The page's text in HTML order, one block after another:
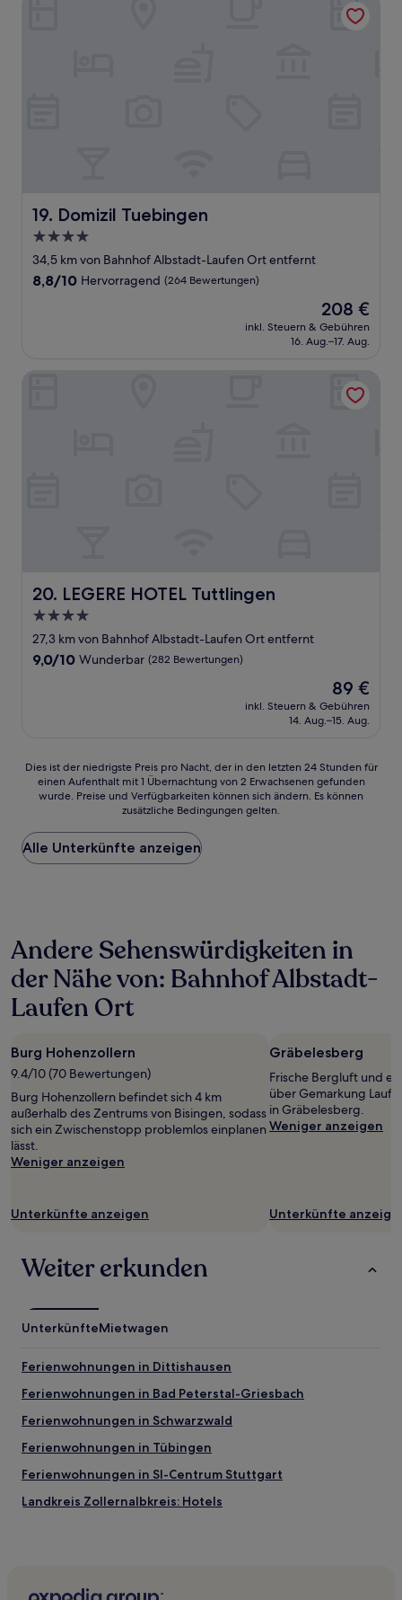
19. Domizil Tuebingen
Domizil Tuebingen
4.0-
Sterne-
Unterkunft
34,5 km von Bahnhof Albstadt-Laufen Ort entfernt
8.8
8,8/10 Hervorragend (264 Bewertungen)
Der
Preis
beträgt
208 €
inkl. Steuern & Gebühren
16. Aug.–17. Aug.
20. LEGERE HOTEL Tuttlingen
LEGERE HOTEL Tuttlingen
4.0-
Sterne-
Unterkunft
27,3 km von Bahnhof Albstadt-Laufen Ort entfernt
9.0
9,0/10 Wunderbar (282 Bewertungen)
Der
Preis
beträgt
89 €
inkl. Steuern & Gebühren
14. Aug.–15. Aug.
Dies
der
Preis
pro
Nacht,
24 Stunden
für
einen
Aufenthalt
mit
2 Erwachsenen
gefunden
wurde.
Preise
und
Verfügbarkeiten
können
sich
können
gelten.
Dies ist der niedrigste Preis pro Nacht, der in den letzten 24 Stunden für
einen Aufenthalt mit 1 Übernachtung von 2 Erwachsenen gefunden
wurde. Preise und Verfügbarkeiten können sich ändern. Es können
zusätzliche Bedingungen gelten.
Alle Unterkünfte anzeigen
Andere Sehenswürdigkeiten in
der Nähe von: Bahnhof Albstadt-
Laufen Ort
Burg Hohenzollern
9.4/10 (70 Bewertungen)
Burg Hohenzollern befindet sich 4 km
außerhalb des Zentrums von Bisingen, sodass
sich ein Zwischenstopp problemlos einplanen
lässt.
Weniger anzeigen
Unterkünfte anzeigen
Gräbelesberg
Frische Bergluft und
über Gemarkung
in Gräbelesberg.
Weniger anzeigen
Unterkünfte
Weiter erkunden
UnterkünfteMietwagen
Ferienwohnungen in Dittishausen
Ferienwohnungen in Bad Peterstal-Griesbach
Ferienwohnungen in Schwarzwald
Ferienwohnungen in Tübingen
Ferienwohnungen in SI-Centrum Stuttgart
Landkreis Zollernalbkreis: Hotels